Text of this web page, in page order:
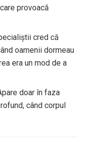
provoacă
cred că
oamenii dormeau
era un mod de a
doar în faza
când corpul